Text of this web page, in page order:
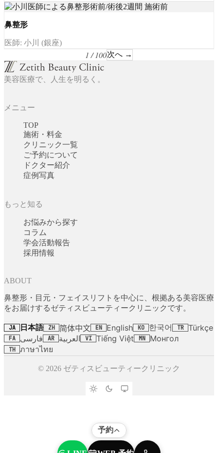
鼻整形
医師: 小川 (銀座)
1 / 100次へ →
美容医療で、人生を明るく。
メニュー
TOP
施術・料金
クリニック一覧
ご予約について
ドクター紹介
症例写真
もっと知る
お悩みから探す
コラム
学会活動報告
採用情報
ABOUT
鼻整形・目元・フェイスリフトを中心に、根拠ある美容医療
をお届けするゼティスビューティークリニックです。
JA 日本語 ZH 简体中文 EN English KO 한국어 TR Türkçe
FA فارسی AR العربية VI Tiếng Việt MN Монгол
TH ภาษาไทย
© 2026 ゼティスビューティークリニック
予約